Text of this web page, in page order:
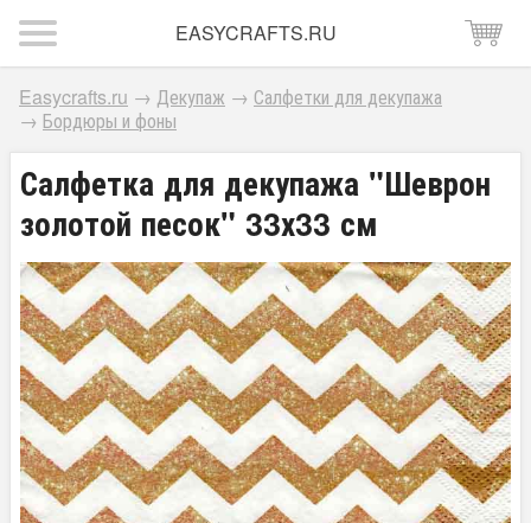
EASYCRAFTS.RU
Easycrafts.ru → Декупаж → Салфетки для декупажа
→ Бордюры и фоны
Салфетка для декупажа "Шеврон
золотой песок" 33х33 см